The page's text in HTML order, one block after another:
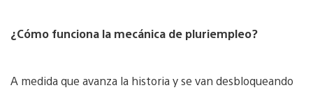
¿Cómo funciona la mecánica de pluriempleo?
A medida que avanza la historia y se van desbloqueando